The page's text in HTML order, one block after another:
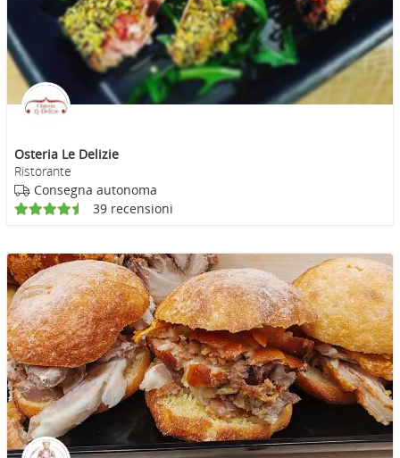
Osteria Le Delizie
Ristorante
Consegna autonoma
39 recensioni